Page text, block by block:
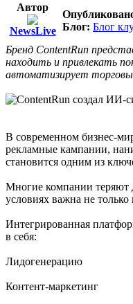
Автор
NewsLive Блог: Блог
Бренд ContentRun
находить и привлекать
автоматизирует
В современном бизнес-
рекламные кампании,
становится одним из
Многие компании теряют
условиях важна не
Интегрированная
в себя:
Лидогенерацию
Контент-маркетинг